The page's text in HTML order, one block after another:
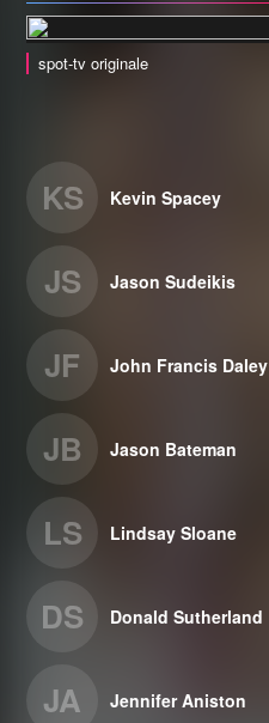
spot-tv originale
KS Kevin Spacey
JS Jason Sudeikis
JF John Francis Daley
JB Jason Bateman
LS Lindsay Sloane
DS Donald Sutherland
JA Jennifer Aniston